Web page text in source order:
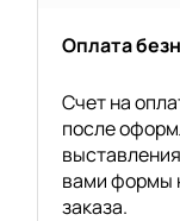
Оплата
Счет на
после
вами формы
заказа.